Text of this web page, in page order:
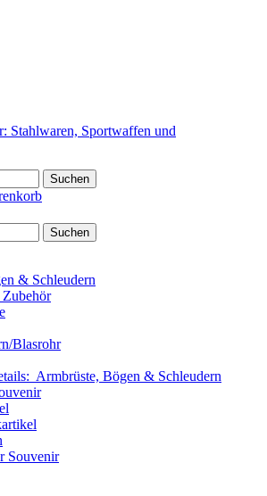
Suchen
Suchen
& Schleudern
Blasrohr
Armbrüste, Bögen & Schleudern
Souvenir